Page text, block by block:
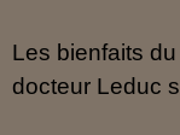
Les bienfaits
docteur Leduc